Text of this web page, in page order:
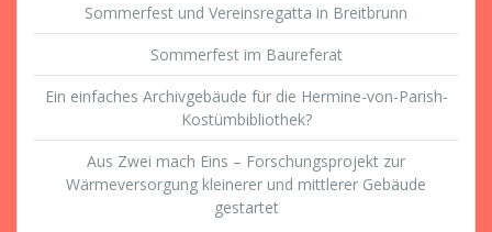
Sommerfest und Vereinsregatta in Breitbrunn
Sommerfest im Baureferat
Ein einfaches Archivgebäude für die Hermine-von-Parish-
Kostümbibliothek?
Aus Zwei mach Eins – Forschungsprojekt zur
Wärmeversorgung kleinerer und mittlerer Gebäude
gestartet